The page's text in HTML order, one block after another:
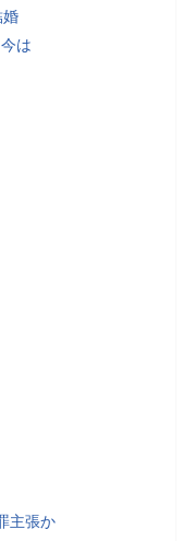
婚
は
主張か